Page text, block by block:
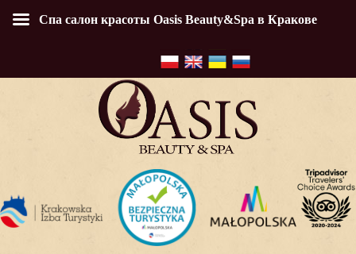
Спа салон красоты Oasis Beauty&Spa в Кракове